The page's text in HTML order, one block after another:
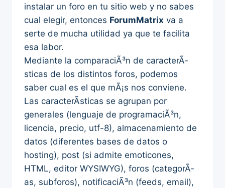
instalar un foro en tu sitio web y no sabes
cual elegir, entonces ForumMatrix va a
serte de mucha utilidad ya que te facilita
esa labor.
Mediante la comparaciÃ³n de caracterÃ­
sticas de los distintos foros, podemos
saber cual es el que mÃ¡s nos conviene.
Las caracterÃ­sticas se agrupan por
generales (lenguaje de programaciÃ³n,
licencia, precio, utf-8), almacenamiento de
datos (diferentes bases de datos o
hosting), post (si admite emoticones,
HTML, editor WYSIWYG), foros (categorÃ­
as, subforos), notificaciÃ³n (feeds, email),